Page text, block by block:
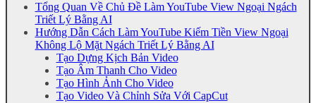
Tổng Quan Về Chủ Đề Làm YouTube View Ngoại Ngách
Triết Lý Bằng AI
Hướng Dẫn Cách Làm YouTube Kiếm Tiền View Ngoại
Không Lộ Mặt Ngách Triết Lý Bằng AI
Tạo Dựng Kịch Bản Video
Tạo Âm Thanh Cho Video
Tạo Hình Ảnh Cho Video
Tạo Video Và Chỉnh Sửa Với CapCut